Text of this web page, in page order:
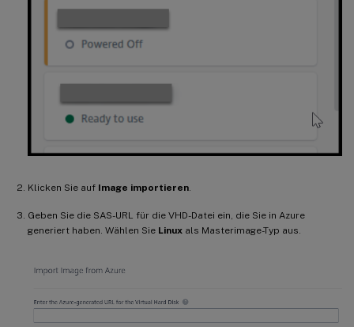
Klicken Sie auf Image importieren.
Geben Sie die SAS-URL für die VHD-Datei ein, die Sie in Azure
generiert haben. Wählen Sie Linux als Masterimage-Typ aus.